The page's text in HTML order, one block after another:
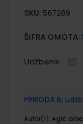
SKU: 567289
ŠIFRA OMOTA:
Udžbenik
PRIRODA 6;
Autor(i): Agić